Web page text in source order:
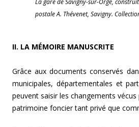
La gare de Savigny-sur-Orge,
postale A. Thévenet, Savigny.
II. LA MÉMOIRE MANUSCRITE
Grâce aux documents conservés
municipales, départementales et
peuvent saisir les changements
patrimoine foncier tant privé que